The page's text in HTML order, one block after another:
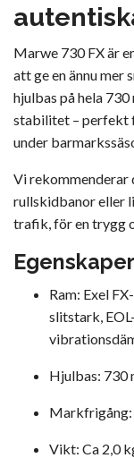
Marwe 730 FX är
att ge en ännu mer
hjulbas på hela
stabilitet – perfekt
under
Vi rekommenderar
rullskidbanor eller
trafik, för en trygg
Egenskaper
Ram: Exel
slitstark,
Hjulbas: 730
Markfrigång:
Vikt: Ca 2,0